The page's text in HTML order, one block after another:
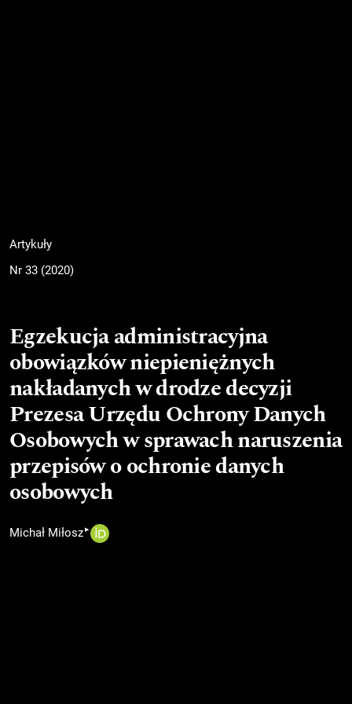
Artykuły
Nr 33 (2020)
Egzekucja administracyjna
obowiązków niepieniężnych
nakładanych w drodze decyzji
Prezesa Urzędu Ochrony Danych
Osobowych w sprawach naruszenia
przepisów o ochronie danych
osobowych
Michał Miłosz▸